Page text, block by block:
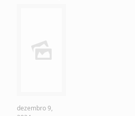
dezembro 9,